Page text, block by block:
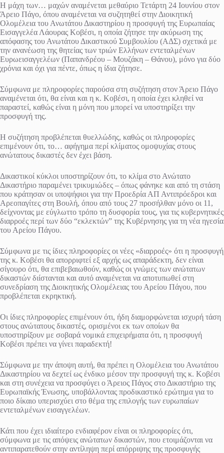
Η μάχη των… μαχών αναμένεται μεθαύριο Τετάρτη 24 Ιουνίου στον
Άρειο Πάγο, όπου αναμένεται να συζητηθεί στην Διοικητική
Ολομέλεια του Ανωτάτου Δικαστηρίου η προσφυγή της Ευρωπαίας
Εισαγγελέα Λάουρας Κοβέσι, η οποία ζήτησε την ακύρωση της
απόφασης του Ανωτάτου Δικαστικού Συμβουλίου (ΑΔΣ) σχετικά με
την ανανέωση της θητείας των τριών Ελλήνων εντεταλμένων
Ευρωεισαγγελέων (Παπανδρέου – Μουζάκη – Θάνου), μόνο για δύο
χρόνια και όχι για πέντε, όπως η ίδια ζήτησε.
Σύμφωνα με πληροφορίες παρούσα στη συζήτηση στον Άρειο Πάγο
αναμένεται ότι, θα είναι και η κ. Κοβέσι, η οποία έχει κληθεί να
παραστεί, καθώς είναι η μόνη που μπορεί να υποστηρίξει την
προσφυγή της.
Η συζήτηση προβλέπεται θυελλώδης, καθώς οι πληροφορίες
επιμένουν ότι, το… αφήγημα περί κλίματος ομοψυχίας στους
ανώτατους δικαστές δεν έχει βάση.
Δικαστικοί κύκλοι υποστηρίζουν ότι, το κλίμα στο Ανώτατο
Δικαστήριο παραμένει τρικυμιώδες – όπως φάνηκε και από τη στάση
που κράτησαν οι υποψήφιοι για την Προεδρία ΑΠ Αντιπρόεδροι και
Αρεοπαγίτες στη Βουλή, όπου από τους 27 προσήλθαν μόνο οι 11,
δείχνοντας με εύγλωττο τρόπο τη δυσφορία τους, για τις κυβερνητικές
διαρροές περί των δύο “εκλεκτών” της Κυβέρνησης για τη νέα ηγεσία
του Αρείου Πάγου.
Σύμφωνα με τις ίδιες πληροφορίες οι νέες «διαρροές» ότι η προσφυγή
της κ. Κοβέσι θα απορριφτεί εξ αρχής ως απαράδεκτη, δεν είναι
σίγουρο ότι, θα επιβεβαιωθούν, καθώς οι γνώμες των ανώτατων
δικαστών διίστανται και αυτό αναμένεται να αποτυπωθεί στη
συνεδρίαση της Διοικητικής Ολομέλειας του Αρείου Πάγου, που
προβλέπεται εκρηκτική.
Οι ίδιες πληροφορίες επιμένουν ότι, ήδη διαμορφώνεται ισχυρή τάση
στους ανώτατους δικαστές, ορισμένοι εκ των οποίων θα
υποστηρίξουν με σοβαρά νομικά επιχειρήματα ότι, η προσφυγή
Κοβέσι πρέπει να γίνει παραδεκτή!
Σύμφωνα με την άποψη αυτή, θα πρέπει η Ολομέλεια του Ανωτάτου
Δικαστηρίου να δεχτεί ως ένδικο μέσον την προσφυγή της κ. Κοβέσι
και στη συνέχεια να προσφύγει ο Άρειος Πάγος στο Δικαστήριο της
Ευρωπαϊκής Ένωσης, υποβάλλοντας προδικαστικό ερώτημα για το
ποιo δίκαιο υπερισχύει στο θέμα της επιλογής των ευρωπαίων
εντεταλμένων εισαγγελέων.
Κάτι που έχει ιδιαίτερο ενδιαφέρον είναι οι πληροφορίες ότι,
σύμφωνα με τις απόψεις ανώτατων δικαστών, που ετοιμάζονται να
αντιπαρατεθούν στην αντίληψη περί απόρριψης της προσφυγής